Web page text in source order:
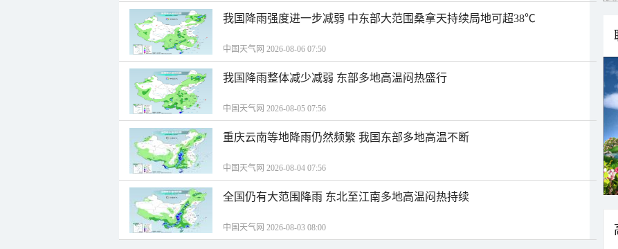
我国降雨强度进一步减弱 中东部大范围桑拿天持续局地可超38℃
中国天气网 2026-08-06 07:50
我国降雨整体减少减弱 东部多地高温闷热盛行
中国天气网 2026-08-05 07:56
重庆云南等地降雨仍然频繁 我国东部多地高温不断
中国天气网 2026-08-04 07:56
全国仍有大范围降雨 东北至江南多地高温闷热持续
中国天气网 2026-08-03 08:00